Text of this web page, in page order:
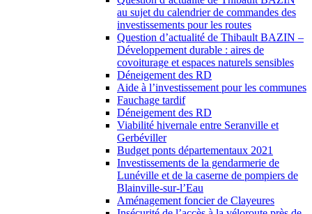
au sujet du calendrier de commandes des
investissements pour les routes
Question d’actualité de Thibault BAZIN –
Développement durable : aires de
covoiturage et espaces naturels sensibles
Déneigement des RD
Aide à l’investissement pour les communes
Fauchage tardif
Déneigement des RD
Viabilité hivernale entre Seranville et
Gerbéviller
Budget ponts départementaux 2021
Investissements de la gendarmerie de
Lunéville et de la caserne de pompiers de
Blainville-sur-l’Eau
Aménagement foncier de Clayeures